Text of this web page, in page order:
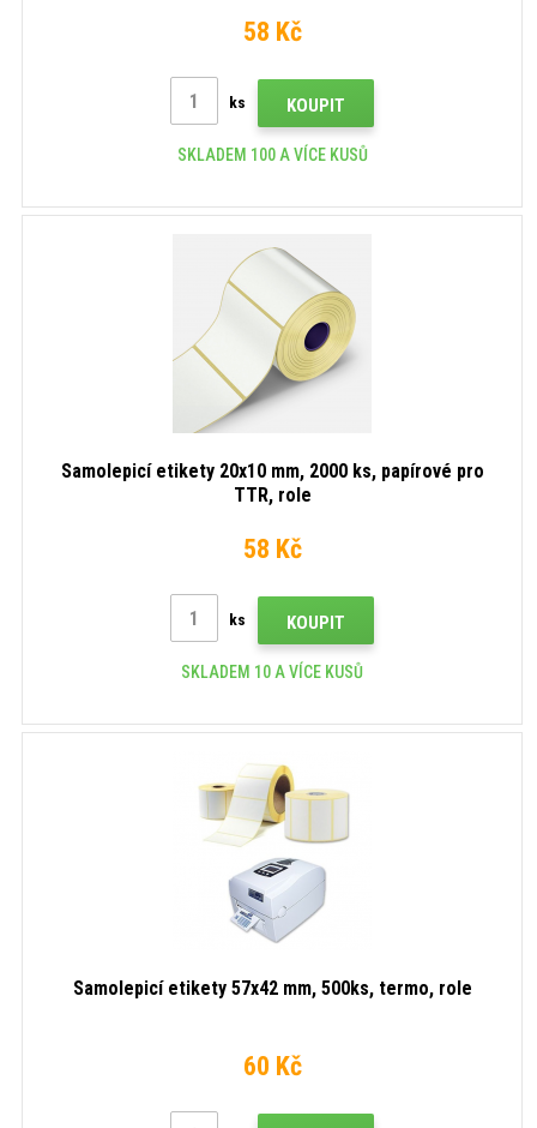
58 Kč
ks KOUPIT
SKLADEM 100 A VÍCE KUSŮ
Samolepicí etikety 20x10 mm, 2000 ks, papírové pro
TTR, role
58 Kč
ks KOUPIT
SKLADEM 10 A VÍCE KUSŮ
Samolepicí etikety 57x42 mm, 500ks, termo, role
60 Kč